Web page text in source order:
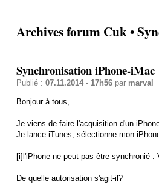
Archives forum Cuk •
Synchronisation iPhone-iMac
Publié : 07.11.2014 - 17h56par marval
Bonjour à tous,
Je viens de faire l'acquisition d'un
Je lance iTunes, sélectionne mon
[i]l'iPhone ne peut pas être synchronié
De quelle autorisation s'agit-il?